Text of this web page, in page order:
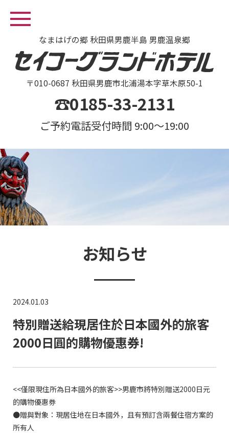
なまはげの郷 秋田県男鹿半島 男鹿温泉郷
〒010-0687 秋田県男鹿市北浦湯本字草木原50-1
☎0185-33-2131
ご予約電話受付時間 9:00～19:00
お知らせ
2024.01.03
特別贈送給現居住於日本國外的旅客
2000日圓的購物優惠券!
<<僅限現住所為日本國外的旅客>>男鹿市將特別贈送2000日元
的購物優惠券
●贈與對象：現居住地在日本國外，且有預訂含兩餐住宿方案的
所有人